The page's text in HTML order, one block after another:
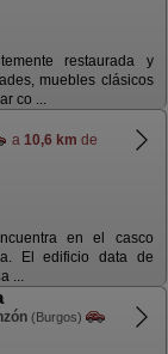
restaurada y
muebles clásicos
co ...
a 10,6 km de
en el casco
El edificio data de
...
(Burgos)